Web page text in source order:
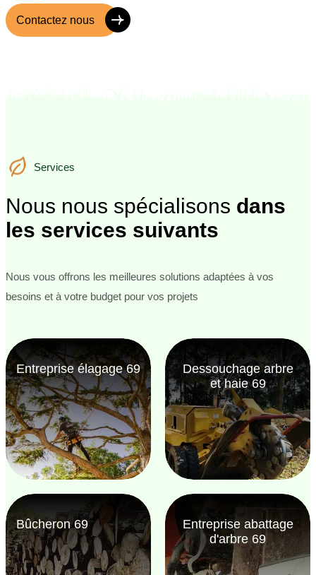
Contactez nous
Services
Services
Nous nous spécialisons dans
les services suivants
Nous vous offrons les meilleures solutions adaptées à vos
besoins et à votre budget pour vos projets
Entreprise élagage 69
Dessouchage arbre
et haie 69
Bûcheron 69
Entreprise abattage
d'arbre 69